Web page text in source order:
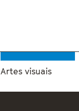
Artes visuais